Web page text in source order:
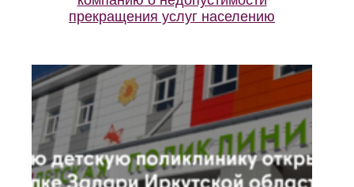
прекращения услуг населению